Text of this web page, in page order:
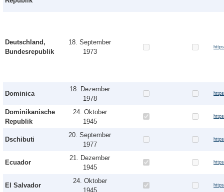
Deutschland,
Bundesrepublik
18. September
1973
Dominica
18. Dezember
1978
Dominikanische
Republik
24. Oktober
1945
Dschibuti
20. September
1977
Ecuador
21. Dezember
1945
El Salvador
24. Oktober
1945